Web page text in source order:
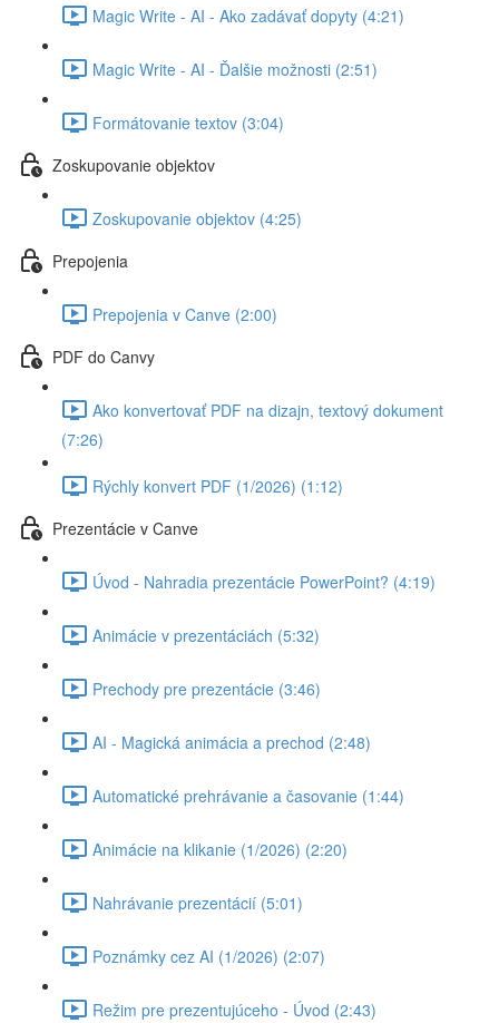
Magic Write - AI - Ako zadávať dopyty (4:21)
Magic Write - AI - Ďalšie možnosti (2:51)
Formátovanie textov (3:04)
Zoskupovanie objektov
Zoskupovanie objektov (4:25)
Prepojenia
Prepojenia v Canve (2:00)
PDF do Canvy
Ako konvertovať PDF na dizajn, textový dokument
(7:26)
Rýchly konvert PDF (1/2026) (1:12)
Prezentácie v Canve
Úvod - Nahradia prezentácie PowerPoint? (4:19)
Animácie v prezentáciách (5:32)
Prechody pre prezentácie (3:46)
AI - Magická animácia a prechod (2:48)
Automatické prehrávanie a časovanie (1:44)
Animácie na klikanie (1/2026) (2:20)
Nahrávanie prezentácií (5:01)
Poznámky cez AI (1/2026) (2:07)
Režim pre prezentujúceho - Úvod (2:43)